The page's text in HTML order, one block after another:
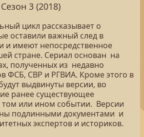
3 (2018)
цикл рассказывает о
оставили важный след в
и имеют непосредственное
стране. Сериал основан на
полученных из недавно
ФСБ, СВР и РГВИА. Кроме этого в
выдвинуты версии, во
ранее существующее
том или ином событии. Версии
подлинными документами и
экспертов и историков.